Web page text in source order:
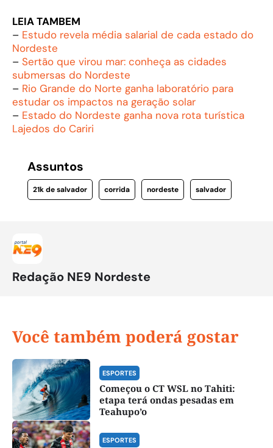
LEIA TAMBEM
– Estudo revela média salarial de cada estado do
Nordeste
– Sertão que virou mar: conheça as cidades
submersas do Nordeste
– Rio Grande do Norte ganha laboratório para
estudar os impactos na geração solar
– Estado do Nordeste ganha nova rota turística
Lajedos do Cariri
Assuntos
21k de salvador corrida nordeste salvador
Redação NE9 Nordeste
Você também poderá gostar
ESPORTES
Começou o CT WSL no Tahiti:
etapa terá ondas pesadas em
Teahupo’o
ESPORTES